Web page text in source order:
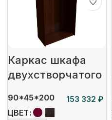
Каркас шкафа
двухстворчатого
90*45*200
₽
ЦВЕТ